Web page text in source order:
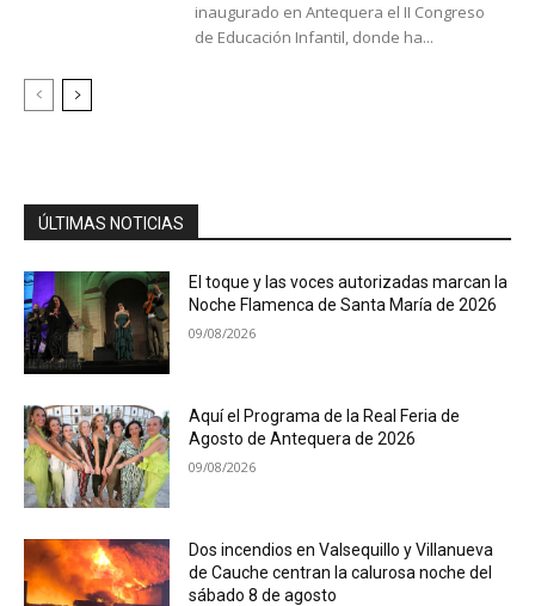
inaugurado en Antequera el II Congreso
de Educación Infantil, donde ha...
ÚLTIMAS NOTICIAS
El toque y las voces autorizadas marcan la
Noche Flamenca de Santa María de 2026
09/08/2026
Aquí el Programa de la Real Feria de
Agosto de Antequera de 2026
09/08/2026
Dos incendios en Valsequillo y Villanueva
de Cauche centran la calurosa noche del
sábado 8 de agosto